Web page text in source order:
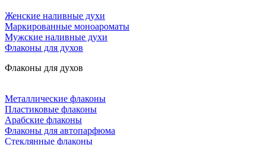
Женские наливные духи
Маркированные моноароматы
Мужские наливные духи
Флаконы для духов
Флаконы для духов
Металлические флаконы
Пластиковые флаконы
Арабские флаконы
Флаконы для автопарфюма
Стеклянные флаконы